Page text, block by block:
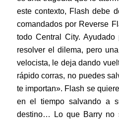
este contexto, Flash debe
comandados por Reverse
todo Central City.
resolver el dilema, pero
velocista, le deja dando
rápido corras, no puedes
te importan». Flash se
en el tiempo salvando a
destino… Lo que Barry no